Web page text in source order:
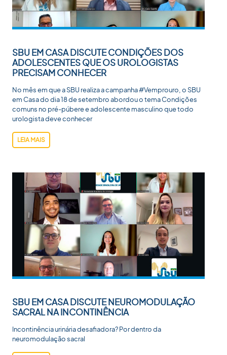
SBU EM CASA DISCUTE CONDIÇÕES DOS
ADOLESCENTES QUE OS UROLOGISTAS
PRECISAM CONHECER
No mês em que a SBU realiza a campanha #Vemprouro, o SBU
em Casa do dia 18 de setembro abordou o tema Condições
comuns no pré-púbere e adolescente masculino que todo
urologista deve conhecer
LEIA MAIS
SBU EM CASA DISCUTE NEUROMODULAÇÃO
SACRAL NA INCONTINÊNCIA
Incontinência urinária desafiadora? Por dentro da
neuromodulação sacral